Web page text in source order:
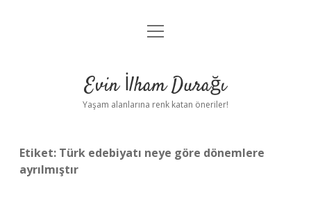
Anasayfa
Yasal Uyarı
menüyü
Evin İlham Durağı
Yaşam alanlarına renk katan öneriler!
Etiket: Türk edebiyatı neye göre dönemlere
ayrılmıştır